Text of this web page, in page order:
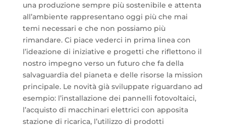
una produzione sempre più sostenibile e attenta
all’ambiente rappresentano oggi più che mai
temi necessari e che non possiamo più
rimandare. Ci piace vederci in prima linea con
l’ideazione di iniziative e progetti che riflettono il
nostro impegno verso un futuro che fa della
salvaguardia del pianeta e delle risorse la mission
principale. Le novità già sviluppate riguardano ad
esempio: l’installazione dei pannelli fotovoltaici,
l’acquisto di macchinari elettrici con apposita
stazione di ricarica, l’utilizzo di prodotti